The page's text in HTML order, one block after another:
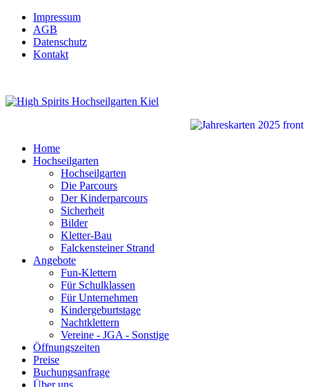
Impressum
AGB
Datenschutz
Kontakt
Home
Hochseilgarten
Hochseilgarten
Die Parcours
Der Kinderparcours
Sicherheit
Bilder
Kletter-Bau
Falckensteiner Strand
Angebote
Fun-Klettern
Für Schulklassen
Für Unternehmen
Kindergeburtstage
Nachtklettern
Vereine - JGA - Sonstige
Öffnungszeiten
Preise
Buchungsanfrage
Über uns